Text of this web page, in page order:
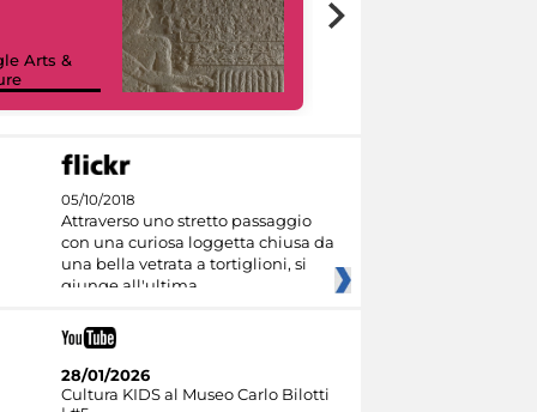
Arts &
05/10/2018
Attraverso uno stretto passaggio
con una curiosa loggetta chiusa da
una bella vetrata a tortiglioni, si
giunge all'ultima
28/01/2026
Cultura KIDS al Museo Carlo Bilotti